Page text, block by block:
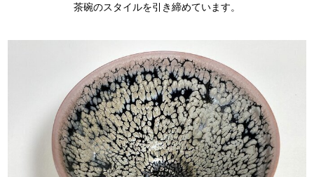
茶碗のスタイルを引き締めています。